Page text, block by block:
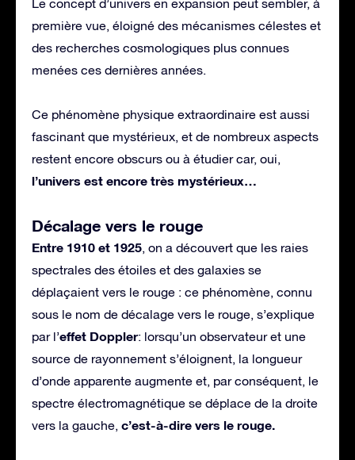
Le concept d’univers en expansion peut sembler, à
première vue, éloigné des mécanismes célestes et
des recherches cosmologiques plus connues
menées ces dernières années.
Ce phénomène physique extraordinaire est aussi
fascinant que mystérieux, et de nombreux aspects
restent encore obscurs ou à étudier car, oui,
l’univers est encore très mystérieux…
Décalage vers le rouge
Entre 1910 et 1925, on a découvert que les raies
spectrales des étoiles et des galaxies se
déplaçaient vers le rouge : ce phénomène, connu
sous le nom de décalage vers le rouge, s’explique
par l’effet Doppler: lorsqu’un observateur et une
source de rayonnement s’éloignent, la longueur
d’onde apparente augmente et, par conséquent, le
spectre électromagnétique se déplace de la droite
vers la gauche, c’est-à-dire vers le rouge.